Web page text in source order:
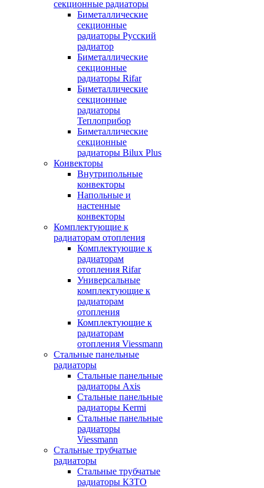
секционные радиаторы
Биметаллические
секционные
радиаторы Русский
радиатор
Биметаллические
секционные
радиаторы Rifar
Биметаллические
секционные
радиаторы
Теплоприбор
Биметаллические
секционные
радиаторы Bilux Plus
Конвекторы
Внутрипольные
конвекторы
Напольные и
настенные
конвекторы
Комплектующие к
радиаторам отопления
Комплектующие к
радиаторам
отопления Rifar
Универсальные
комплектующие к
радиаторам
отопления
Комплектующие к
радиаторам
отопления Viessmann
Стальные панельные
радиаторы
Стальные панельные
радиаторы Axis
Стальные панельные
радиаторы Kermi
Стальные панельные
радиаторы
Viessmann
Стальные трубчатые
радиаторы
Стальные трубчатые
радиаторы КЗТО